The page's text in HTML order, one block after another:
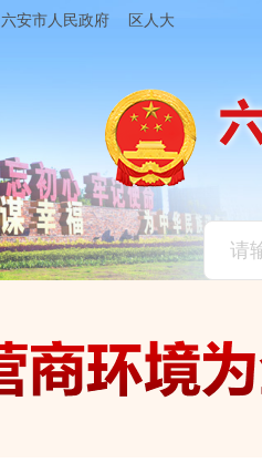
六安市人民政府 区人大